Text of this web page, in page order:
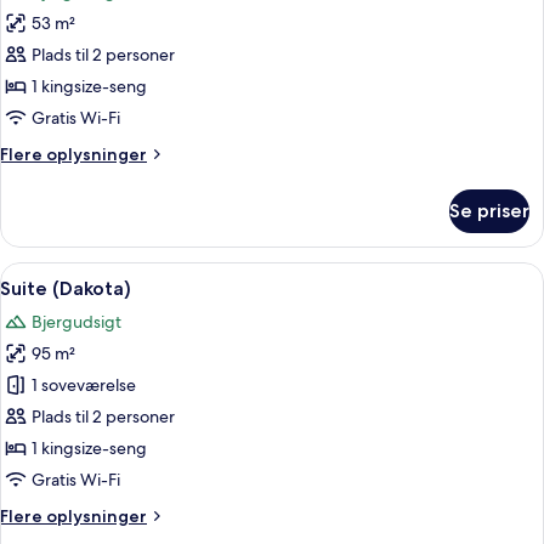
af
Junior-
suite
(Dakota)
53 m²
Plads til 2 personer
1 kingsize-seng
Gratis Wi-Fi
Flere oplysninger
Flere
suite
(Dakota)
Se priser
Indlæs
alle
billeder
af
Suite
(Dakota)
En rummelig opholdsstue med højt
6
Suite (Dakota)
Bjergudsigt
95 m²
1 soveværelse
Plads til 2 personer
1 kingsize-seng
Gratis Wi-Fi
Flere oplysninger
Flere